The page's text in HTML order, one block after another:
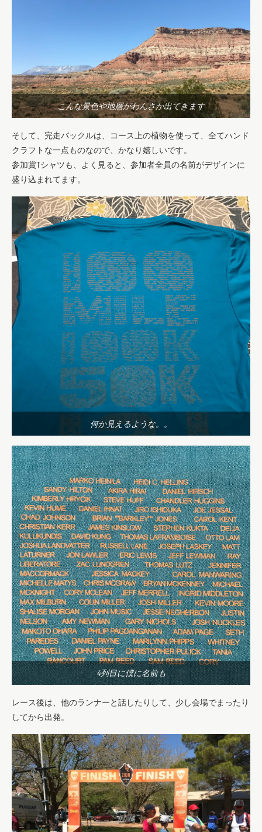
こんな景色や地層がわんさか出てきます
そして、完走バックルは、コース上の植物を使って、全てハンド
クラフトな一点ものなので、かなり嬉しいです。
参加賞Tシャツも、よく見ると、参加者全員の名前がデザインに
盛り込まれてます。
何か見えるような。。
4列目に僕に名前も
レース後は、他のランナーと話したりして、少し会場でまったり
してから出発。